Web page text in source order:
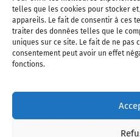
telles que les cookies pour stocker
appareils. Le fait de consentir à ces
traiter des données telles que le
uniques sur ce site. Le fait de ne pas
consentement peut avoir un effet
fonctions.
Qui sommes-nous
Adhérer à l’association
Politique de